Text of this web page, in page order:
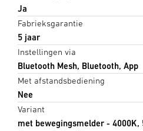
Ja
Fabrieksgarantie
5 jaar
Instellingen via
Bluetooth Mesh, Bluetooth, App
Met afstandsbediening
Nee
Variant
met bewegingsmelder - 4000K,